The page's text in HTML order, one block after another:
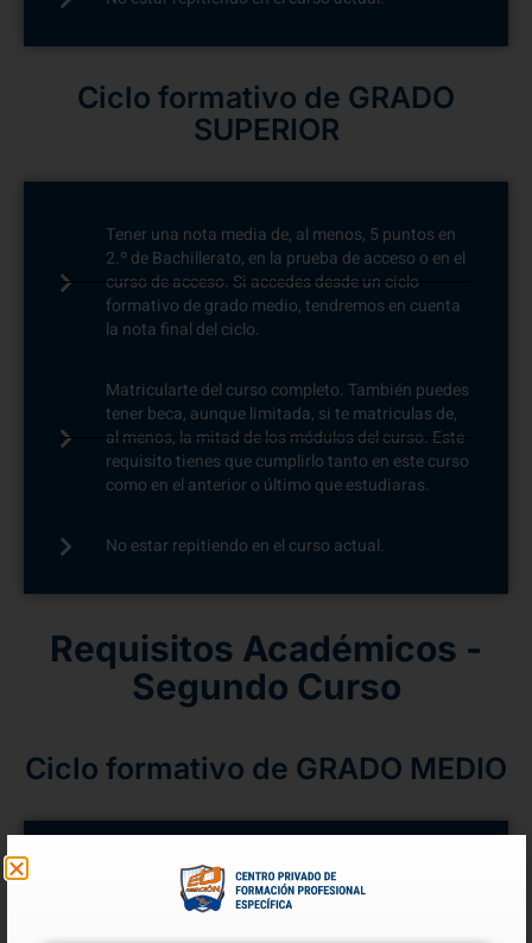
Ciclo formativo de GRADO
SUPERIOR​
Tener una nota media de, al menos, 5 puntos en
2.º de Bachillerato, en la prueba de acceso o en el
curso de acceso. Si accedes desde un ciclo
formativo de grado medio, tendremos en cuenta
la nota final del ciclo.
Matricularte del curso completo. También puedes
tener beca, aunque limitada, si te matriculas de,
al menos, la mitad de los módulos del curso. Este
requisito tienes que cumplirlo tanto en este curso
como en el anterior o último que estudiaras.
No estar repitiendo en el curso actual.
Requisitos Académicos -
Segundo Curso
Ciclo formativo de GRADO MEDIO
No estar repitiendo en el curso actual.